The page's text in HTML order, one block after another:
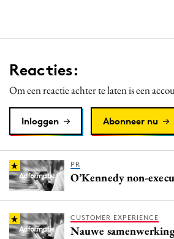
Reacties:
Om een reactie achter te laten is een
Inloggen Abonneer nu
PR
O’Kennedy non-
CUSTOMER EXPERIENCE
Nauwe